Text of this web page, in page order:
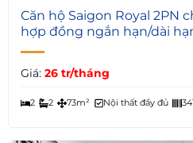
8
Căn hộ Saigon Royal 2PN
hợp đồng ngắn hạn/dài
Giá: 26 tr/tháng
2 2 73m² Nội thất đầy đủ